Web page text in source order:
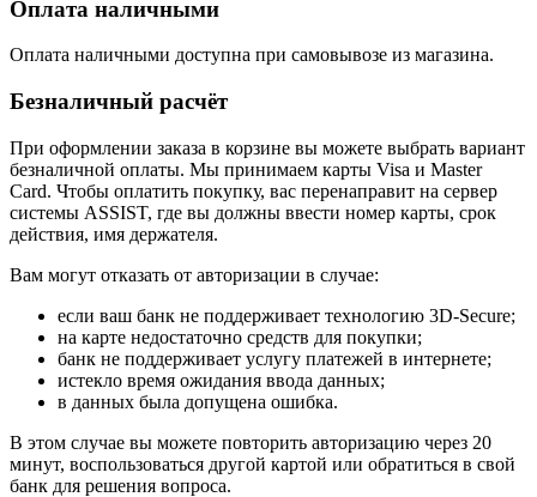
Оплата наличными
Оплата наличными доступна при самовывозе из магазина.
Безналичный расчёт
При оформлении заказа в корзине вы можете выбрать вариант
безналичной оплаты. Мы принимаем карты Visa и Master
Card. Чтобы оплатить покупку, вас перенаправит на сервер
системы ASSIST, где вы должны ввести номер карты, срок
действия, имя держателя.
Вам могут отказать от авторизации в случае:
если ваш банк не поддерживает технологию 3D-Secure;
на карте недостаточно средств для покупки;
банк не поддерживает услугу платежей в интернете;
истекло время ожидания ввода данных;
в данных была допущена ошибка.
В этом случае вы можете повторить авторизацию через 20
минут, воспользоваться другой картой или обратиться в свой
банк для решения вопроса.